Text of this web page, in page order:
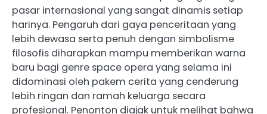
pasar internasional yang sangat dinamis setiap
harinya. Pengaruh dari gaya penceritaan yang
lebih dewasa serta penuh dengan simbolisme
filosofis diharapkan mampu memberikan warna
baru bagi genre space opera yang selama ini
didominasi oleh pakem cerita yang cenderung
lebih ringan dan ramah keluarga secara
profesional. Penonton diajak untuk melihat bahwa